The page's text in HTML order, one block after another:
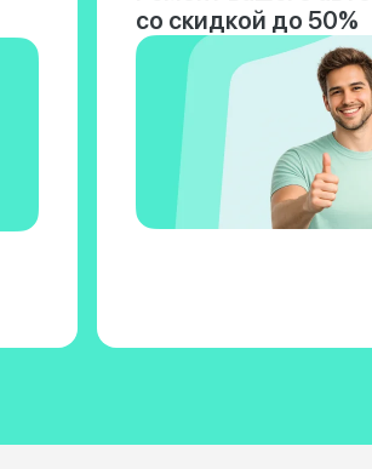
со скидкой до 50%